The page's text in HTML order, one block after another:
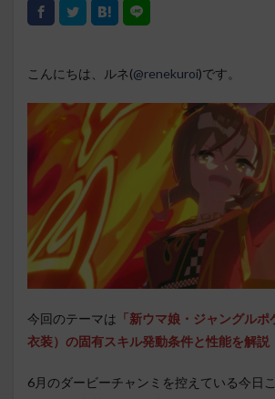
こんにちは、ルネ(@renekuroi)です。
今回のテーマは 「新ウマ娘・ジャングル
衣装） の固有スキル発動条件と性能を解説
6月のダービーチャンミを控えている今日